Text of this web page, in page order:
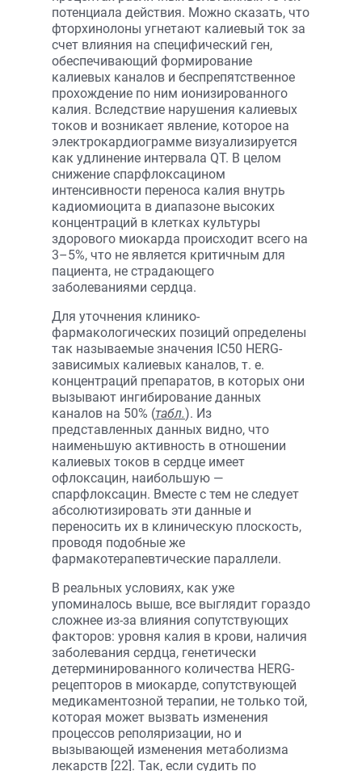
потенциала действия. Можно сказать, что
фторхинолоны угнетают калиевый ток за
счет влияния на специфический ген,
обеспечивающий формирование
калиевых каналов и беспрепятственное
прохождение по ним ионизированного
калия. Вследствие нарушения калиевых
токов и возникает явление, которое на
электрокардиограмме визуализируется
как удлинение интервала QT. В целом
снижение спарфлоксацином
интенсивности переноса калия внутрь
кадиомиоцита в диапазоне высоких
концентраций в клетках культуры
здорового миокарда происходит всего на
3–5%, что не является критичным для
пациента, не страдающего
заболеваниями сердца.
Для уточнения клинико-
фармакологических позиций определены
так называемые значения IC50 HERG-
зависимых калиевых каналов, т. е.
концентраций препаратов, в которых они
вызывают ингибирование данных
каналов на 50% (табл.). Из
представленных данных видно, что
наименьшую активность в отношении
калиевых токов в сердце имеет
офлоксацин, наибольшую —
спарфлоксацин. Вместе с тем не следует
абсолютизировать эти данные и
переносить их в клиническую плоскость,
проводя подобные же
фармакотерапевтические параллели.
В реальных условиях, как уже
упоминалось выше, все выглядит гораздо
сложнее из-за влияния сопутствующих
факторов: уровня калия в крови, наличия
заболевания сердца, генетически
детерминированного количества HERG-
рецепторов в миокарде, сопутствующей
медикаментозной терапии, не только той,
которая может вызвать изменения
процессов реполяризации, но и
вызывающей изменения метаболизма
лекарств [22]. Так, если судить по